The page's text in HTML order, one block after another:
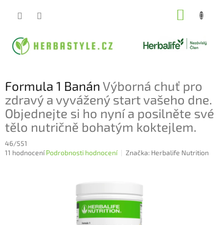
Formula 1 BanánVýborná chuť pro
zdravý a vyvážený start vašeho dne.
Objednejte si ho nyní a posilněte své
tělo nutričně bohatým koktejlem.
46/551
Průměrné
11 hodnocení Podrobnosti hodnocení Značka: Herbalife Nutrition